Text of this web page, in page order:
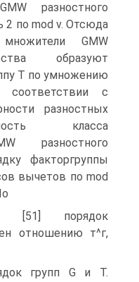
разностного
2 по mod v. Отсюда
GMW
образуют
Т по умножению
с
разностных
класса
разностного
факторгруппы
вычетов по mod
[51] порядок
отношению т^г,
групп G и Т.